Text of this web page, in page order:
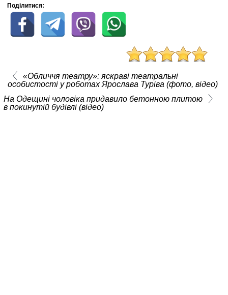
Поділитися:
«Обличчя театру»: яскраві театральні
особистості у роботах Ярослава Туріва (фото, відео)
На Одещині чоловіка придавило бетонною плитою
в покинутій будівлі (відео)